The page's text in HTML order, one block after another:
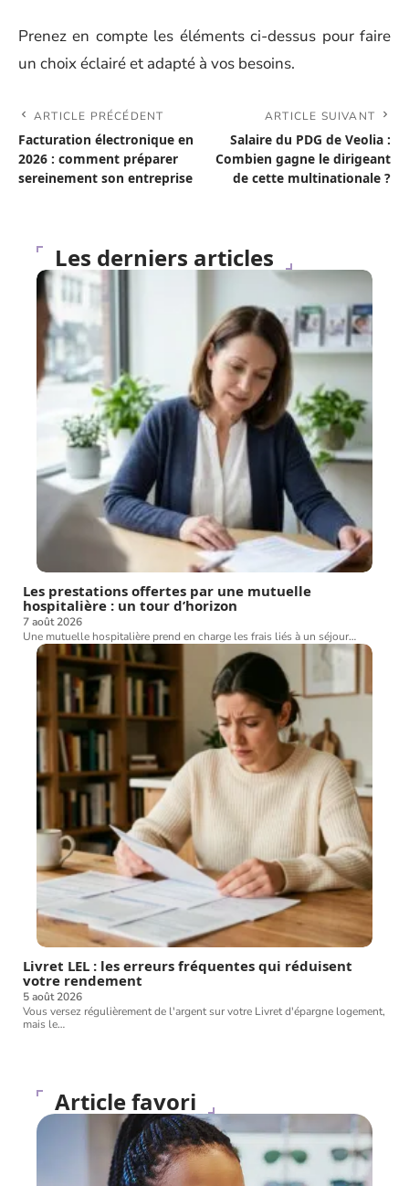
Prenez en compte les éléments ci-dessus pour faire
un choix éclairé et adapté à vos besoins.
ARTICLE PRÉCÉDENT
Facturation électronique en
2026 : comment préparer
sereinement son entreprise
ARTICLE SUIVANT
Salaire du PDG de Veolia :
Combien gagne le dirigeant
de cette multinationale ?
Les derniers articles
Les prestations offertes par une mutuelle
hospitalière : un tour d’horizon
7 août 2026
Une mutuelle hospitalière prend en charge les frais liés à un séjour…
Livret LEL : les erreurs fréquentes qui réduisent
votre rendement
5 août 2026
Vous versez régulièrement de l'argent sur votre Livret d'épargne logement,
mais le…
Article favori